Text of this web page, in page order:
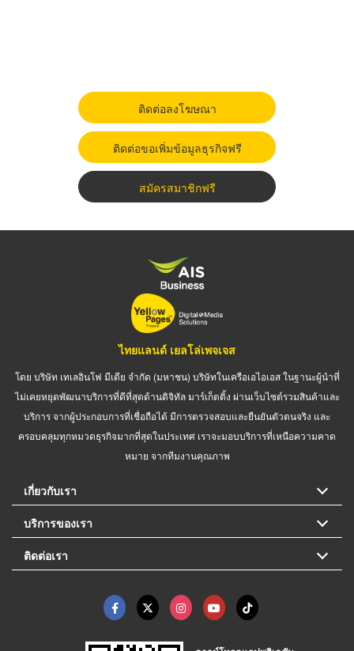
ติดต่อลงโฆษณา
ติดต่อขอเพิ่มข้อมูลธุรกิจฟรี
สมัครสมาชิกฟรี
ไทยแลนด์ เยลโล่เพจเจส
โดย บริษัท เทเลอินโฟ มีเดีย จำกัด (มหาชน) บริษัทในเครือเอไอเอส ในฐานะผู้นำที่
ไม่เคยหยุดพัฒนาบริการที่ดีที่สุดด้านดิจิทัล มาร์เก็ตติ้ง ผ่านเว็บไซต์รวมสินค้าและ
บริการ จากผู้ประกอบการที่เชื่อถือได้ มีการตรวจสอบและยืนยันตัวตนจริง และ
ครอบคลุมทุกหมวดธุรกิจมากที่สุดในประเทศ เราจะมอบบริการที่เหนือความคาด
หมาย จากทีมงานคุณภาพ
เกี่ยวกับเรา
บริการของเรา
ติดต่อเรา